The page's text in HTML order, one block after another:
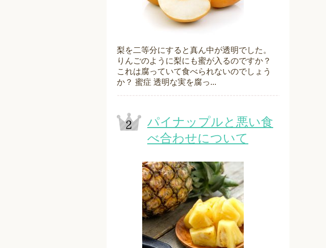
梨を二等分にすると真ん中が透明でした。
りんごのように梨にも蜜が入るのですか？
これは腐っていて食べられないのでしょう
か？ 蜜症 透明な実を腐っ...
パイナップルと悪い食
べ合わせについて